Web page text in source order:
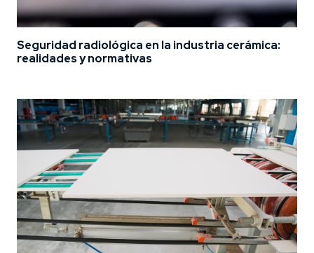
Seguridad radiológica en la industria cerámica:
realidades y normativas